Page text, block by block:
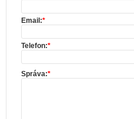
Email:*
Telefon:*
Správa:*